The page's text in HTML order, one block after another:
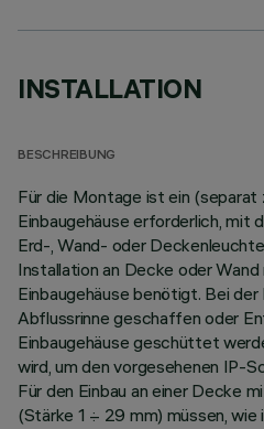
INSTALLATION
BESCHREIBUNG
Für die Montage ist ein (separat
Einbaugehäuse erforderlich, mit
Erd-, Wand- oder
Installation an Decke oder
Einbaugehäuse benötigt. Bei
Abflussrinne geschaffen oder
Einbaugehäuse geschüttet
wird, um den vorgesehenen IP-
Für den Einbau an einer Decke
(Stärke 1 ÷ 29 mm) müssen, wie